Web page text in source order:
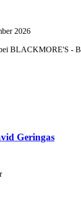
2026
BLACKMORE'S -
Geringas